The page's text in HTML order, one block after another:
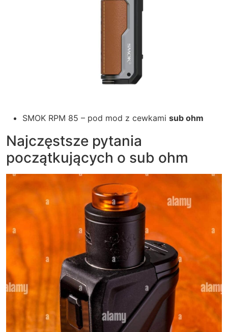
SMOK RPM 85 – pod mod z cewkami sub ohm
Najczęstsze pytania
początkujących o sub ohm